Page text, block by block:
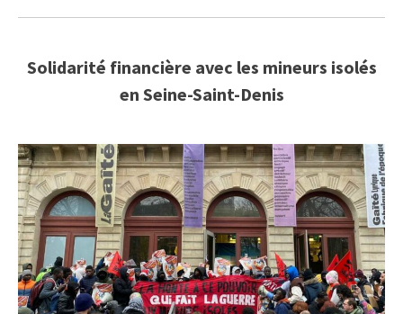
Solidarité financière avec les mineurs isolés
en Seine-Saint-Denis